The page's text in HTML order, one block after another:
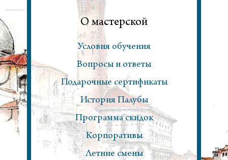
О мастерской
Условия обучения
Вопросы и ответы
Подарочные сертификаты
История Палубы
Программа скидок
Корпоративы
Летние смены